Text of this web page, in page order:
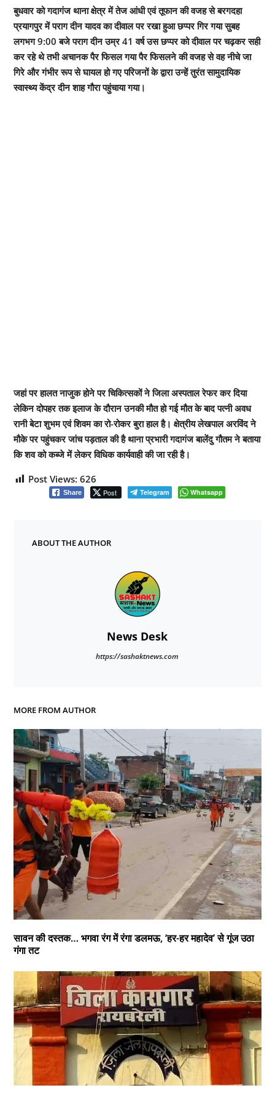
बुधवार को गदागंज थाना क्षेत्र में तेज आंधी एवं तूफान की वजह से बरगदहा
प्रयागपुर में पराग दीन यादव का दीवाल पर रखा हुआ छप्पर गिर गया सुबह
लगभग 9:00 बजे पराग दीन उम्र 41 वर्ष उस छप्पर को दीवाल पर चढ़कर सही
कर रहे थे तभी अचानक पैर फिसल गया पैर फिसलने की वजह से वह नीचे जा
गिरे और गंभीर रूप से घायल हो गए परिजनों के द्वारा उन्हें तुरंत सामुदायिक
स्वास्थ्य केंद्र दीन शाह गौरा पहुंचाया गया।
जहां पर हालत नाजुक होने पर चिकित्सकों ने जिला अस्पताल रेफर कर दिया
लेकिन दोपहर तक इलाज के दौरान उनकी मौत हो गई मौत के बाद पत्नी अवध
रानी बेटा शुभम एवं शिवम का रो-रोकर बुरा हाल है। क्षेत्रीय लेखपाल अरविंद ने
मौके पर पहुंचकर जांच पड़ताल की है थाना प्रभारी गदागंज बालेंदु गौतम ने बताया
कि शव को कब्जे में लेकर विधिक कार्यवाही की जा रही है।
Post Views: 626
Share Post Telegram Whatsapp
ABOUT THE AUTHOR
News Desk
https://sashaktnews.com
MORE FROM AUTHOR
सावन की दस्तक… भगवा रंग में रंगा डलमऊ, ‘हर-हर महादेव’ से गूंज उठा
गंगा तट